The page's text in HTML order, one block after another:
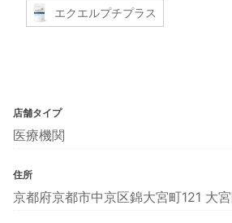
エクエルプチプラス
店舗タイプ
医療機関
住所
京都府京都市中京区錦大宮町121 大